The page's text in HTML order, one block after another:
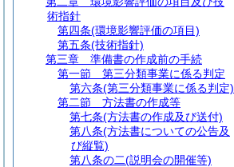
術指針
第四条(環境影響評価の項目)
第五条(技術指針)
第三章
準備書の作成前の手続
第一節
第三分類事業に係る判定
第六条(第三分類事業に係る判定)
第二節
方法書の作成等
第七条(方法書の作成及び送付)
第八条(方法書についての公告及
び縦覧)
第八条の二(説明会の開催等)